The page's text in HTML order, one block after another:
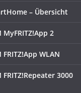
– Übersicht
MyFRITZ!App 2
FRITZ!App WLAN
FRITZ!Repeater 3000